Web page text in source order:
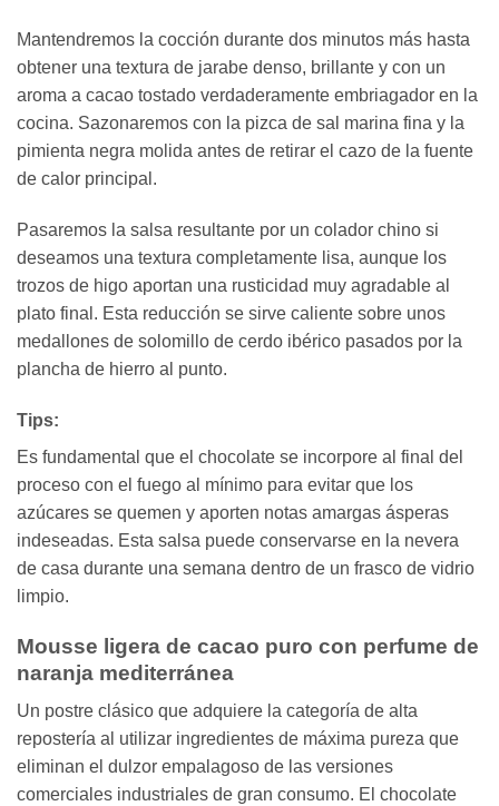
Mantendremos la cocción durante dos minutos más hasta
obtener una textura de jarabe denso, brillante y con un
aroma a cacao tostado verdaderamente embriagador en la
cocina. Sazonaremos con la pizca de sal marina fina y la
pimienta negra molida antes de retirar el cazo de la fuente
de calor principal.
Pasaremos la salsa resultante por un colador chino si
deseamos una textura completamente lisa, aunque los
trozos de higo aportan una rusticidad muy agradable al
plato final. Esta reducción se sirve caliente sobre unos
medallones de solomillo de cerdo ibérico pasados por la
plancha de hierro al punto.
Tips:
Es fundamental que el chocolate se incorpore al final del
proceso con el fuego al mínimo para evitar que los
azúcares se quemen y aporten notas amargas ásperas
indeseadas. Esta salsa puede conservarse en la nevera
de casa durante una semana dentro de un frasco de vidrio
limpio.
Mousse ligera de cacao puro con perfume de
naranja mediterránea
Un postre clásico que adquiere la categoría de alta
repostería al utilizar ingredientes de máxima pureza que
eliminan el dulzor empalagoso de las versiones
comerciales industriales de gran consumo. El chocolate